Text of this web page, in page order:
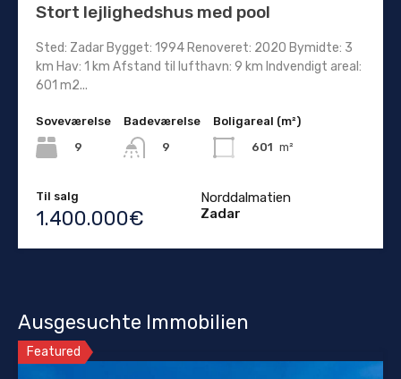
Stort lejlighedshus med pool
Sted: Zadar Bygget: 1994 Renoveret: 2020 Bymidte: 3
km Hav: 1 km Afstand til lufthavn: 9 km Indvendigt areal:
601 m2...
Soveværelse
9
Badeværelse
9
Boligareal (m²)
601 m²
Til salg
1.400.000€
Norddalmatien
Zadar
Ausgesuchte Immobilien
Featured